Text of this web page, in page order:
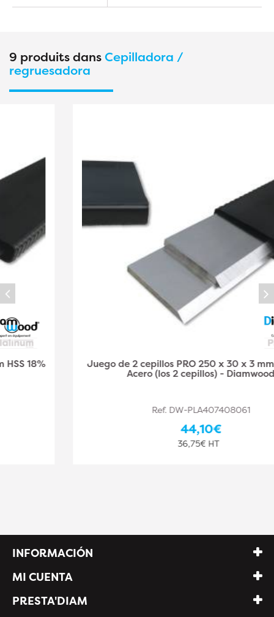
9 produits dansCepilladora /
regruesadora
Juego de 2 cepillos PRO 250 x 30 x 3 mm HSS 18%
Acero (los 2 cepillos) - Diamwood
Ref. DW-PLA407408061
INFORMACIÓN
MI CUENTA
PRESTA'DIAM